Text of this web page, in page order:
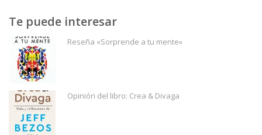
Te puede interesar
Reseña «Sorprende a tu mente»
Opinión del libro: Crea & Divaga